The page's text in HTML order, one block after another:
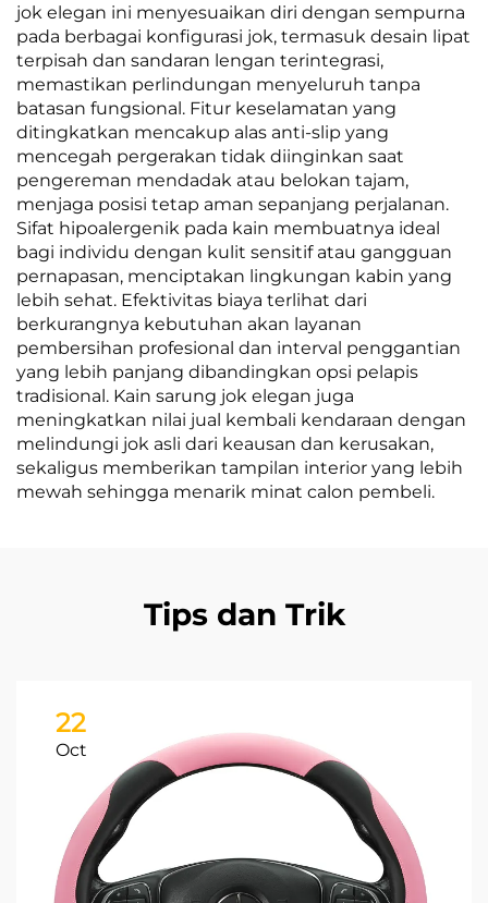
jok elegan ini menyesuaikan diri dengan sempurna
pada berbagai konfigurasi jok, termasuk desain lipat
terpisah dan sandaran lengan terintegrasi,
memastikan perlindungan menyeluruh tanpa
batasan fungsional. Fitur keselamatan yang
ditingkatkan mencakup alas anti-slip yang
mencegah pergerakan tidak diinginkan saat
pengereman mendadak atau belokan tajam,
menjaga posisi tetap aman sepanjang perjalanan.
Sifat hipoalergenik pada kain membuatnya ideal
bagi individu dengan kulit sensitif atau gangguan
pernapasan, menciptakan lingkungan kabin yang
lebih sehat. Efektivitas biaya terlihat dari
berkurangnya kebutuhan akan layanan
pembersihan profesional dan interval penggantian
yang lebih panjang dibandingkan opsi pelapis
tradisional. Kain sarung jok elegan juga
meningkatkan nilai jual kembali kendaraan dengan
melindungi jok asli dari keausan dan kerusakan,
sekaligus memberikan tampilan interior yang lebih
mewah sehingga menarik minat calon pembeli.
Tips dan Trik
22
Oct